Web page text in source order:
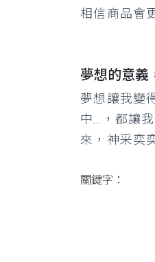
相信商品會
夢想的意義
夢想讓我變
中…，都讓
來，神采奕
關鍵字：